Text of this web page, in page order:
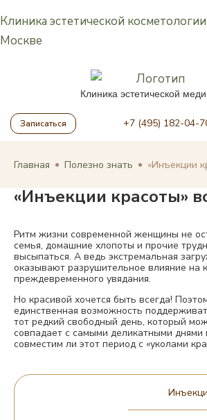
Клиника эстетической
Москве
Клиника эстетической
Записаться +7 (495) 182-04-
Главная Полезно знать «Инъекции
«Инъекции красоты»
Ритм жизни современной женщины не
семья, домашние хлопоты и прочие
высыпаться. А ведь экстремальная
оказывают разрушительное влияние на
преждевременного увядания.
Но красивой хочется быть всегда!
единственная возможность
тот редкий свободный день, который
совпадает с самыми деликатными днями
совместим ли этот период с «уколами